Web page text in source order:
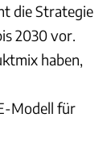
die Strategie
2030 vor.
haben,
Modell für